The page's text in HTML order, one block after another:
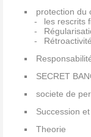
protection du
les rescrits
SECRET
societe de
Succession
Theorie